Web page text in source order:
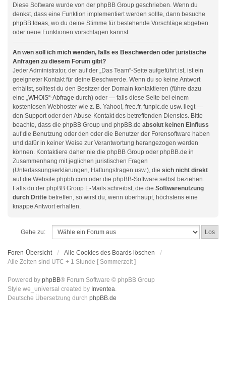
Diese Software wurde von der phpBB Group geschrieben. Wenn du
denkst, dass eine Funktion implementiert werden sollte, dann besuche
phpBB Ideas, wo du deine Stimme für bestehende Vorschläge abgeben
oder neue Funktionen vorschlagen kannst.
An wen soll ich mich wenden, falls es Beschwerden oder juristische
Anfragen zu diesem Forum gibt?
Jeder Administrator, der auf der „Das Team“-Seite aufgeführt ist, ist ein
geeigneter Kontakt für deine Beschwerde. Wenn du so keine Antwort
erhältst, solltest du den Besitzer der Domain kontaktieren (führe dazu
eine „WHOIS“-Abfrage durch) oder — falls diese Seite bei einem
kostenlosen Webhoster wie z. B. Yahoo!, free.fr, funpic.de usw. liegt —
den Support oder den Abuse-Kontakt des betreffenden Dienstes. Bitte
beachte, dass die phpBB Group und phpBB.de absolut keinen Einfluss
auf die Benutzung oder den oder die Benutzer der Forensoftware haben
und dafür in keiner Weise zur Verantwortung herangezogen werden
können. Kontaktiere daher nie die phpBB Group oder phpBB.de in
Zusammenhang mit jeglichen juristischen Fragen
(Unterlassungserklärungen, Haftungsfragen usw.), die sich nicht direkt
auf die Website phpbb.com oder die phpBB-Software selbst beziehen.
Falls du der phpBB Group E-Mails schreibst, die die Softwarenutzung
durch Dritte betreffen, so wirst du, wenn überhaupt, höchstens eine
knappe Antwort erhalten.
Gehe zu:
Foren-Übersicht
Alle Cookies des Boards löschen
Alle Zeiten sind UTC + 1 Stunde [ Sommerzeit ]
Powered by phpBB® Forum Software © phpBB Group
Style we_universal created by Inventea.
Deutsche Übersetzung durch phpBB.de